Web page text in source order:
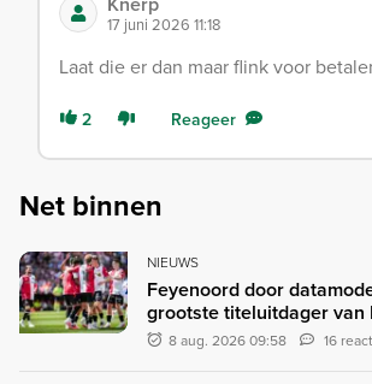
17 juni 2026 11:18
Laat die er dan maar flink voor
2 Reageer
Net binnen
NIEUWS
Feyenoord door
grootste titeluitdager van
8 aug. 2026 09:58 16